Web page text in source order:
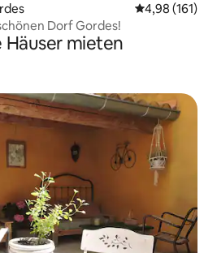
4,98 (161)
Dorf Gordes!
Häuser mieten